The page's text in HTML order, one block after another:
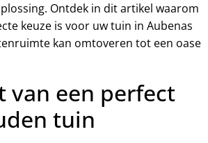
Ontdek in dit artikel waarom
keuze is voor uw tuin in Aubenas
kan omtoveren tot een oase
van een perfect
tuin